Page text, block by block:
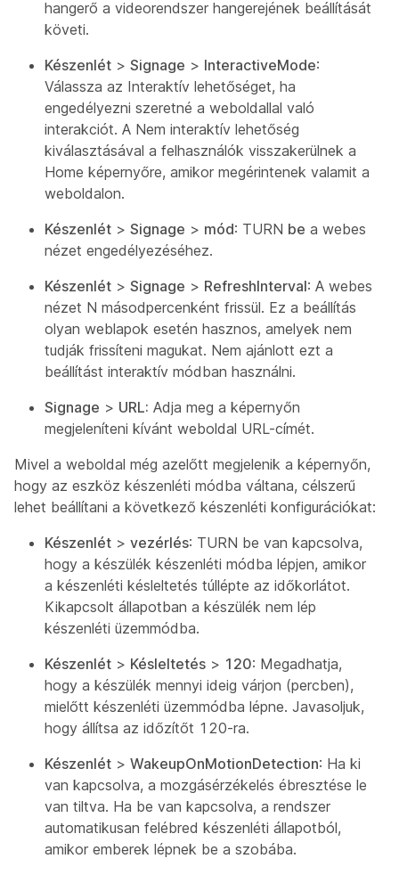
hangerő a videorendszer hangerejének beállítását
követi.
Készenlét > Signage > InteractiveMode:
Válassza az Interaktív lehetőséget, ha
engedélyezni szeretné a weboldallal való
interakciót. A Nem interaktív lehetőség
kiválasztásával a felhasználók visszakerülnek a
Home képernyőre, amikor megérintenek valamit a
weboldalon.
Készenlét > Signage > mód: TURN be a webes
nézet engedélyezéséhez.
Készenlét > Signage > RefreshInterval: A webes
nézet N másodpercenként frissül. Ez a beállítás
olyan weblapok esetén hasznos, amelyek nem
tudják frissíteni magukat. Nem ajánlott ezt a
beállítást interaktív módban használni.
Signage > URL: Adja meg a képernyőn
megjeleníteni kívánt weboldal URL-címét.
Mivel a weboldal még azelőtt megjelenik a képernyőn,
hogy az eszköz készenléti módba váltana, célszerű
lehet beállítani a következő készenléti konfigurációkat:
Készenlét > vezérlés: TURN be van kapcsolva,
hogy a készülék készenléti módba lépjen, amikor
a készenléti késleltetés túllépte az időkorlátot.
Kikapcsolt állapotban a készülék nem lép
készenléti üzemmódba.
Készenlét > Késleltetés > 120: Megadhatja,
hogy a készülék mennyi ideig várjon (percben),
mielőtt készenléti üzemmódba lépne. Javasoljuk,
hogy állítsa az időzítőt 120-ra.
Készenlét > WakeupOnMotionDetection: Ha ki
van kapcsolva, a mozgásérzékelés ébresztése le
van tiltva. Ha be van kapcsolva, a rendszer
automatikusan felébred készenléti állapotból,
amikor emberek lépnek be a szobába.